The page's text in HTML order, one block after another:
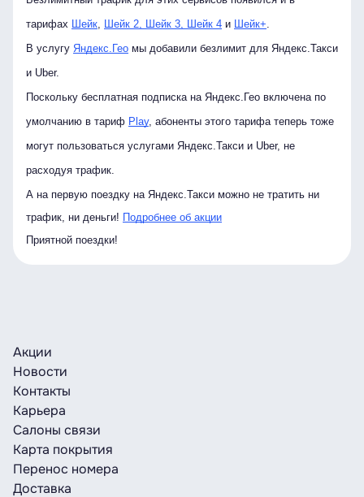
тарифах Шейк, Шейк 2, Шейк 3, Шейк 4 и Шейк+.
В услугу Яндекс.Гео мы добавили безлимит для Яндекс.Такси
и Uber.
Поскольку бесплатная подписка на Яндекс.Гео включена по
умолчанию в тариф Play, абоненты этого тарифа теперь тоже
могут пользоваться услугами Яндекс.Такси и Uber, не
расходуя трафик.
А на первую поездку на Яндекс.Такси можно не тратить ни
трафик, ни деньги! Подробнее об акции
Приятной поездки!
Акции
Новости
Контакты
Карьера
Салоны связи
Карта покрытия
Перенос номера
Доставка